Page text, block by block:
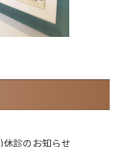
診のお知らせ